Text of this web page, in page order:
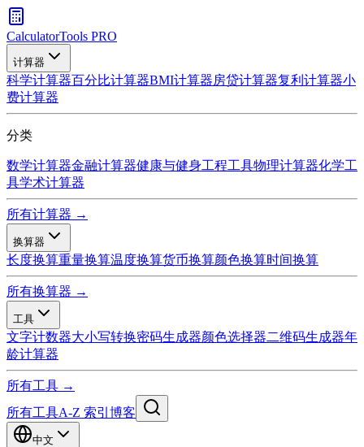
CalculatorTools PRO
计算器
科学计算器百分比计算器BMI计算器房贷计算器复利计算器小
费计算器
分类
数学计算器金融计算器健康与健身工程工具物理计算器化学工
具学术计算器
所有计算器 →
换算器
长度换算重量换算温度换算货币换算颜色换算时间换算
所有换算器 →
工具
文字计数器大小写转换密码生成器颜色选择器二维码生成器年
龄计算器
所有工具 →
所有工具A-Z 索引 博客
中文